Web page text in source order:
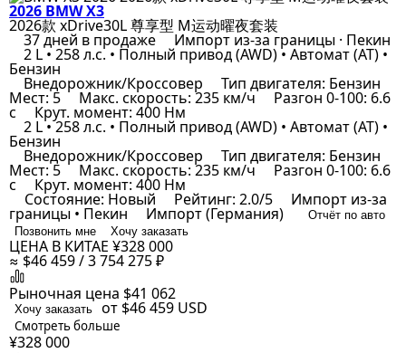
2026 BMW X3
2026款 xDrive30L 尊享型 M运动曜夜套装
37 дней в продаже Импорт из-за границы · Пекин
2 L • 258 л.с. • Полный привод (AWD) • Автомат (AT) •
Бензин
Внедорожник/Кроссовер Тип двигателя: Бензин
Мест: 5 Макс. скорость: 235 км/ч Разгон 0-100: 6.6
с Крут. момент: 400 Нм
2 L • 258 л.с. • Полный привод (AWD) • Автомат (AT) •
Бензин
Внедорожник/Кроссовер Тип двигателя: Бензин
Мест: 5 Макс. скорость: 235 км/ч Разгон 0-100: 6.6
с Крут. момент: 400 Нм
Состояние: Новый Рейтинг: 2.0/5 Импорт из-за
границы • Пекин Импорт (Германия)
Отчёт по авто
Позвонить мне
Хочу заказать
ЦЕНА В КИТАЕ ¥328 000
≈ $46 459 / 3 754 275 ₽
Рыночная цена $41 062
Хочу заказать от $46 459 USD
Смотреть больше
¥328 000